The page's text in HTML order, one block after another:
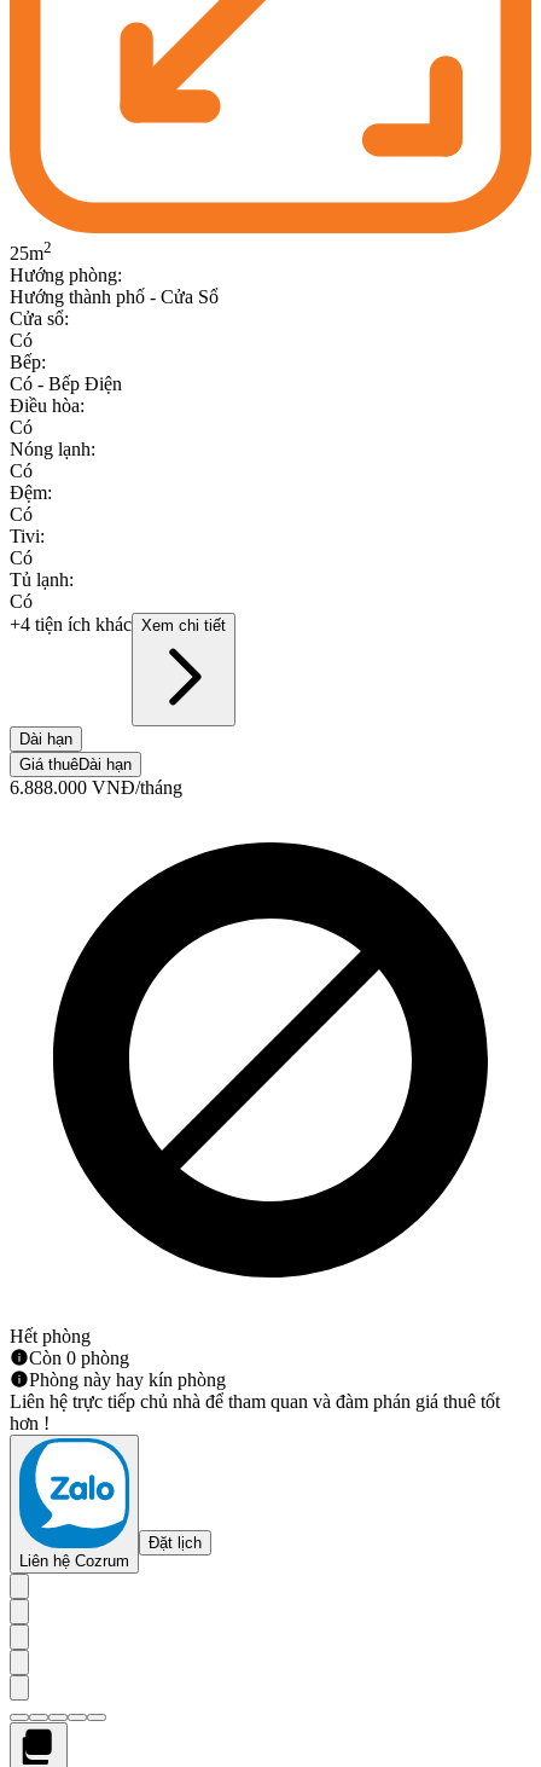
25m2
Hướng phòng:
Hướng thành phố - Cửa Sổ
Cửa sổ:
Có
Bếp:
Có - Bếp Điện
Điều hòa:
Có
Nóng lạnh:
Có
Đệm:
Có
Tivi:
Có
Tủ lạnh:
Có
+4 tiện ích khác Xem chi tiết
Dài hạn
Giá thuêDài hạn
6.888.000 VNĐ/tháng
Hết phòng
Còn 0 phòng
Phòng này hay kín phòng
Liên hệ trực tiếp chủ nhà để tham quan và đàm phán giá thuê tốt
hơn !
Liên hệ Cozrum
Đặt lịch